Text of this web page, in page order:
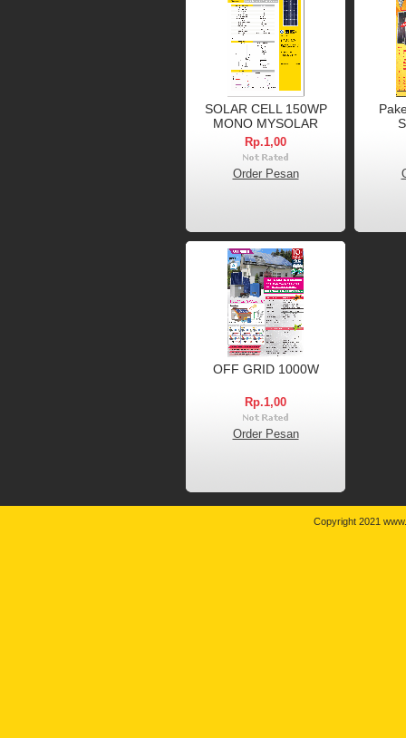
SOLAR CELL 150WP
MONO MYSOLAR
Rp.1,00
Order Pesan
OFF GRID 1000W
Rp.1,00
Order Pesan
Copyright 2021